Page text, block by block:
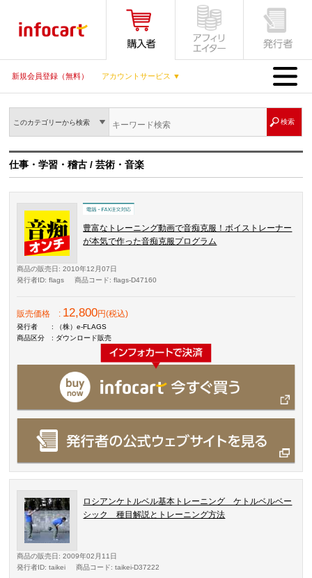
新規会員登録（無料） アカウントサービス ▼ MENU
このカテゴリーから検索
仕事・学習・稽古 / 芸術・音楽
豊富なトレーニング動画で音痴克服！ボイストレーナー
が本気で作った音痴克服プログラム
商品の販売日 : 2010年12月07日
発行者ID: flags 商品コード: flags-D47160
販売価格 : 12,800円(税込)
発行者
: （株）e-FLAGS
商品区分
: ダウンロード販売
ロシアンケトルベル基本トレーニング ケトルベルベー
シック 種目解説とトレーニング方法
商品の販売日 : 2009年02月11日
発行者ID: taikei 商品コード: taikei-D37222